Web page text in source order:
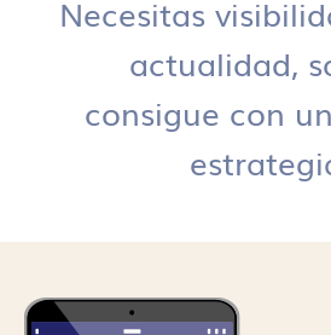
Necesitas
actualidad,
consigue con